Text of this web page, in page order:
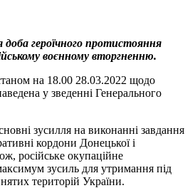
героїчного протистояння
воєнному вторгненню.
на 18.00 28.03.2022 щодо
у зведенні Генерального
зусилля на виконанні завдання
кордони Донецької і
російське окупаційне
зусиль для утримання під
територій України.